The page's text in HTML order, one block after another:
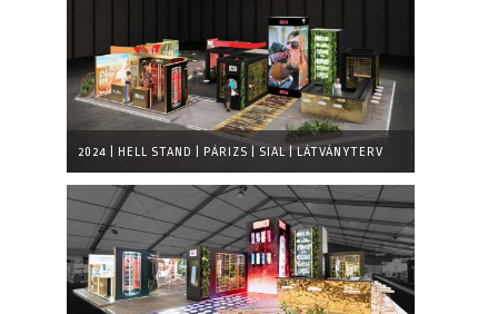
2024 | HELL STAND | PÁRIZS | SIAL | LÁTVÁNYTERV